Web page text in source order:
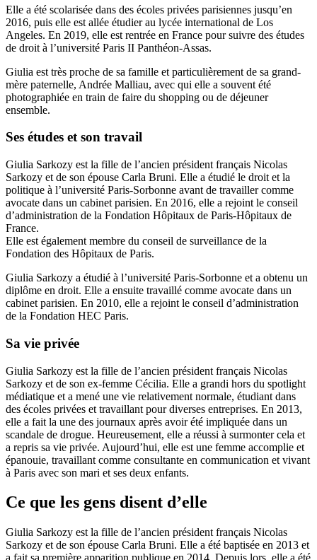
Elle a été scolarisée dans des écoles privées parisiennes jusqu’en
2016, puis elle est allée étudier au lycée international de Los
Angeles. En 2019, elle est rentrée en France pour suivre des études
de droit à l’université Paris II Panthéon-Assas.
Giulia est très proche de sa famille et particulièrement de sa grand-
mère paternelle, Andrée Malliau, avec qui elle a souvent été
photographiée en train de faire du shopping ou de déjeuner
ensemble.
Ses études et son travail
Giulia Sarkozy est la fille de l’ancien président français Nicolas
Sarkozy et de son épouse Carla Bruni. Elle a étudié le droit et la
politique à l’université Paris-Sorbonne avant de travailler comme
avocate dans un cabinet parisien. En 2016, elle a rejoint le conseil
d’administration de la Fondation Hôpitaux de Paris-Hôpitaux de
France.
Elle est également membre du conseil de surveillance de la
Fondation des Hôpitaux de Paris.
Giulia Sarkozy a étudié à l’université Paris-Sorbonne et a obtenu un
diplôme en droit. Elle a ensuite travaillé comme avocate dans un
cabinet parisien. En 2010, elle a rejoint le conseil d’administration
de la Fondation HEC Paris.
Sa vie privée
Giulia Sarkozy est la fille de l’ancien président français Nicolas
Sarkozy et de son ex-femme Cécilia. Elle a grandi hors du spotlight
médiatique et a mené une vie relativement normale, étudiant dans
des écoles privées et travaillant pour diverses entreprises. En 2013,
elle a fait la une des journaux après avoir été impliquée dans un
scandale de drogue. Heureusement, elle a réussi à surmonter cela et
a repris sa vie privée. Aujourd’hui, elle est une femme accomplie et
épanouie, travaillant comme consultante en communication et vivant
à Paris avec son mari et ses deux enfants.
Ce que les gens disent d’elle
Giulia Sarkozy est la fille de l’ancien président français Nicolas
Sarkozy et de son épouse Carla Bruni. Elle a été baptisée en 2013 et